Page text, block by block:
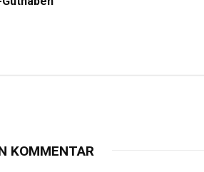
KOMMENTAR